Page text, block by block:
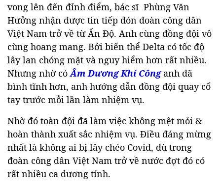
vong lên đến đỉnh điểm, bác sĩ Phùng Văn
Hưởng nhận được tin tiếp đón đoàn công dân
Việt Nam trở về từ Ấn Độ. Anh cùng đồng đội vô
cùng hoang mang. Bởi biến thể Delta có tốc độ
lây lan chóng mặt và nguy hiểm hơn rất nhiều.
Nhưng nhờ cóÂm Dương Khí Cônganh đã
bình tĩnh hơn, anh hướng dẫn đồng đội quay cổ
tay trước mỗi lần làm nhiệm vụ.
Nhờ đó toàn đội đã làm việc không mệt mỏi &
hoàn thành xuất sắc nhiệm vụ. Điều đáng mừng
nhất là không ai bị lây chéo Covid, dù trong
đoàn công dân Việt Nam trở về nước đợt đó có
rất nhiều ca dương tính.